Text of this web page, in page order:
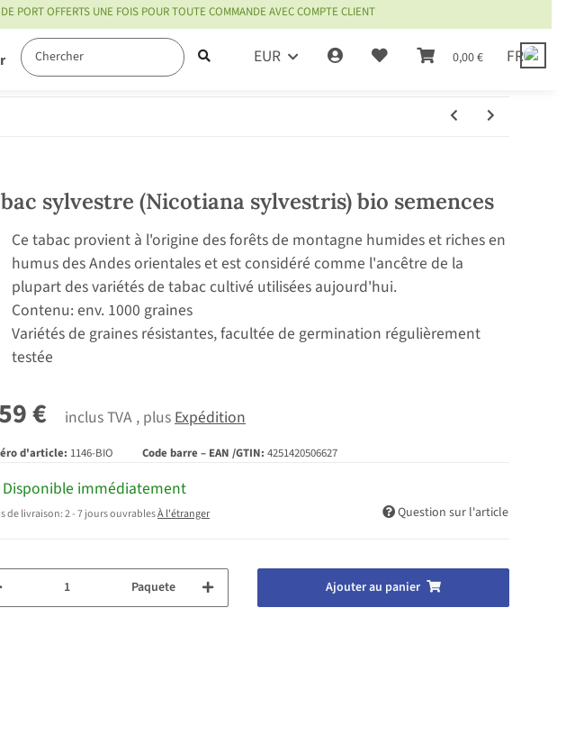
PORT OFFERTS UNE FOIS POUR TOUTE COMMANDE AVEC COMPTE CLIENT
EUR 0,00 € FR
Service
sylvestre (Nicotiana sylvestris) bio semences
Ce tabac provient à l'origine des forêts de montagne humides et riches en
humus des Andes orientales et est considéré comme l'ancêtre de la
plupart des variétés de tabac cultivé utilisées aujourd'hui.
Contenu: env. 1000 graines
Variétés de graines résistantes, facultée de germination régulièrement
testée
€ inclus TVA , plus Expédition
d'article: 1146-BIO Code barre – EAN /GTIN: 4251420506627
Disponible immédiatement
de livraison:2 - 7 jours ouvrablesÀ l'étranger Question sur l'article
Paquete Ajouter au panier